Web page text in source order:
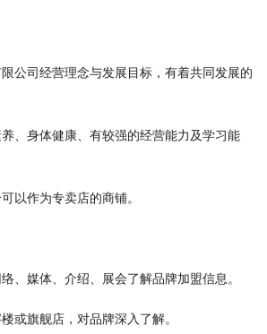
公司经营理念与发展目标，有着共同发展的
、身体健康、有较强的经营能力及学习能
以作为专卖店的商铺。
、媒体、介绍、展会了解品牌加盟信息。
或旗舰店，对品牌深入了解。